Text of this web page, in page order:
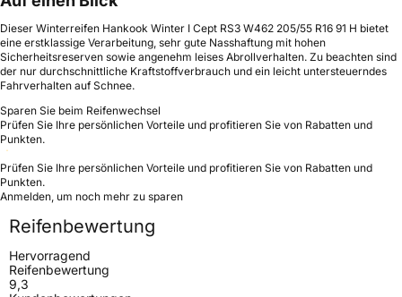
Dieser Winterreifen Hankook Winter I Cept RS3 W462 205/55 R16 91 H bietet
eine erstklassige Verarbeitung, sehr gute Nasshaftung mit hohen
Sicherheitsreserven sowie angenehm leises Abrollverhalten. Zu beachten sind
der nur durchschnittliche Kraftstoffverbrauch und ein leicht untersteuerndes
Fahrverhalten auf Schnee.
Sparen Sie beim Reifenwechsel
Prüfen Sie Ihre persönlichen Vorteile und profitieren Sie von Rabatten und
Punkten.
Prüfen Sie Ihre persönlichen Vorteile und profitieren Sie von Rabatten und
Punkten.
Anmelden, um noch mehr zu sparen
Reifenbewertung
Hervorragend
Reifenbewertung
9,3